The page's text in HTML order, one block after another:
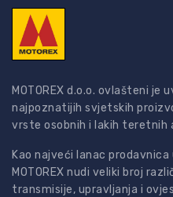
MOTOREX d.o.o. ovlašteni
najpoznatijih svjetskih
vrste osobnih i lakih teretnih
Kao najveći lanac prodavnica
MOTOREX nudi veliki broj
transmisije, upravljanja i